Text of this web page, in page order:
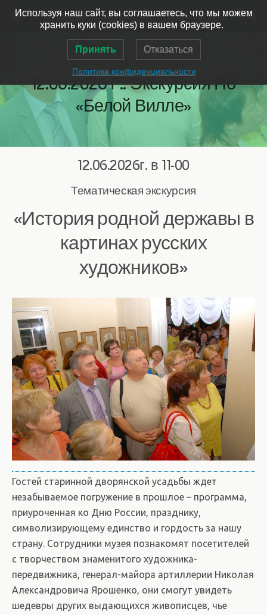
Музей-усадьба художника Ярошенко
31.05.2026 • Нет Комментариев
12.06.2026 Г.: Экскурсия По
«Белой Вилле»
12.06.2026г. в 11-00
Тематическая экскурсия
«История родной державы в
картинах русских
художников»
Гостей старинной дворянской усадьбы ждет
незабываемое погружение в прошлое – программа,
приуроченная ко Дню России, празднику,
символизирующему единство и гордость за нашу
страну. Сотрудники музея познакомят посетителей
с творчеством знаменитого художника-
передвижника, генерал-майора артиллерии Николая
Александровича Ярошенко, они смогут увидеть
шедевры других выдающихся живописцев, чье
Используя наш сайт, вы соглашаетесь, что мы можем
хранить куки (cookies) в вашем браузере.
Принять Отказаться
Политика конфиденциальности